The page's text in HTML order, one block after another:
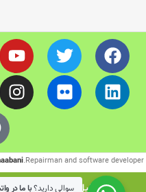
بدلیل نوسانات ارزی
.Repairman and software developer.
سوالی دارید؟با ما در